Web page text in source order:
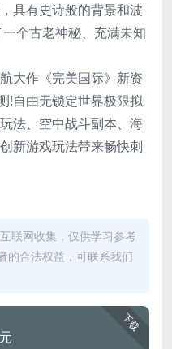
具有史诗般的背景和波
个古老神秘、充满未知
大作《完美国际》新资
!自由无锁定世界极限拟
法、空中战斗副本、海
新游戏玩法带来畅快刺
联网收集，仅供学习参考
的合法权益，可联系我们
下载
元